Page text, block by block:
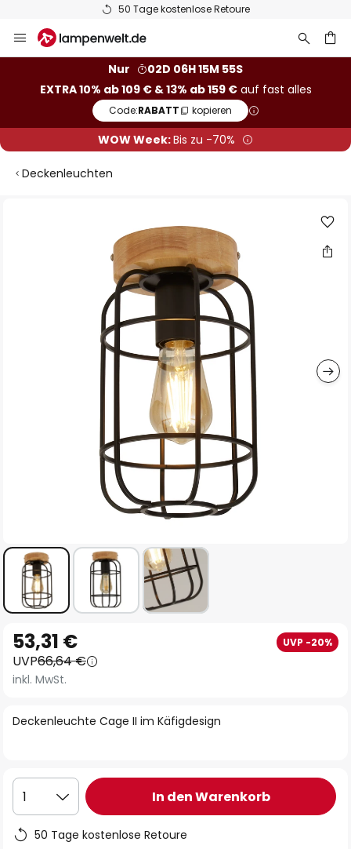
50 Tage kostenlose Retoure
Inhalt
Nur
02D 06H 15M 54S
EXTRA 10% ab 109 € & 13% ab 159 €auf fast alles
Code:RABATT kopieren
WOW Week:Bis zu -70%
Deckenleuchten
Anfang
der
Bildgalerie
Deckenleuchte Cage II im Käfigdesign
53,31 € UVP -20%
UVP66,64 €
inkl. MwSt.
1 In den Warenkorb
50 Tage kostenlose Retoure